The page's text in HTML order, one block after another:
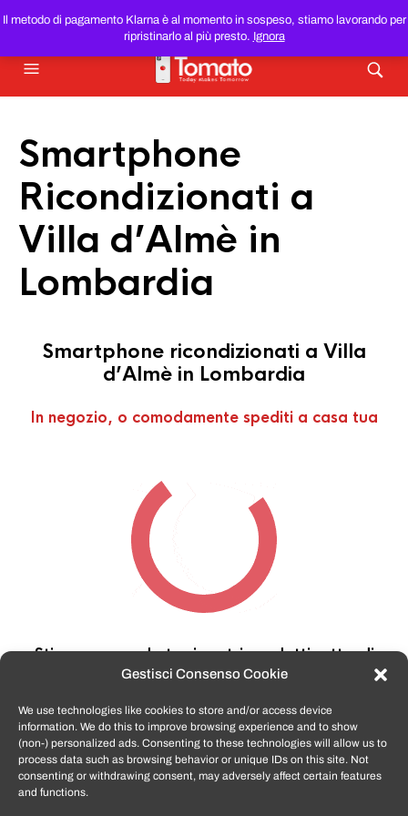
Gestisci Consenso Cookie
We use technologies like cookies to store and/or access device
information. We do this to improve browsing experience and to show
(non-) personalized ads. Consenting to these technologies will allow us to
process data such as browsing behavior or unique IDs on this site. Not
consenting or withdrawing consent, may adversely affect certain features
and functions.
Il metodo di pagamento Klarna è al momento in sospeso, stiamo lavorando per
ripristinarlo al più presto. Ignora
SMARTPHONE E TABLET RICONDIZIONATIAL MIGLIOR
PREZZO DEL WEB!
Smartphone
Ricondizionati a
Villa d’Almè in
Lombardia
Smartphone ricondizionati a Villa
d’Almè in Lombardia
In negozio, o comodamente spediti a casa tua
Stiamo cercando tra i nostri prodotti, attendi
qualche secondo…
TomatoSmartphone.itè lo shop n.1 in italia per
smartphone ricondizionati garantiti e certificati
di tutte le marche,APPLE, SAMSUNG, HUAWEI,
ONEPLUS, XIAOMI e tanto altro